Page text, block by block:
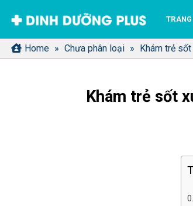
qua
nội
dung Home » Chưa phân loại » Khám trẻ
Khám trẻ sốt